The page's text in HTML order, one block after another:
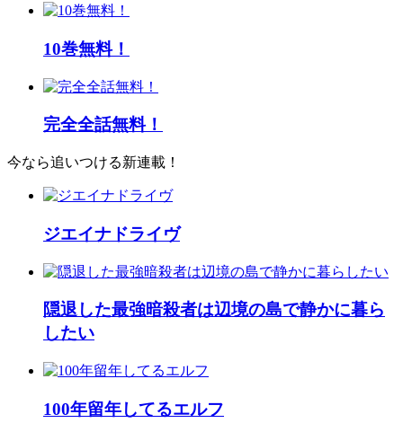
10巻無料！
完全全話無料！
今なら追いつける新連載！
ジエイナドライヴ
隠退した最強暗殺者は辺境の島で静かに暮ら
したい
100年留年してるエルフ